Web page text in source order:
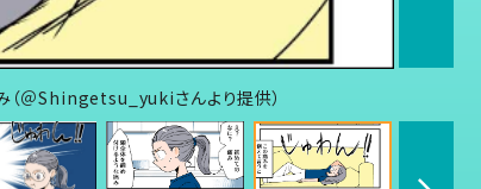
＠Shingetsu_yukiさんより提供）